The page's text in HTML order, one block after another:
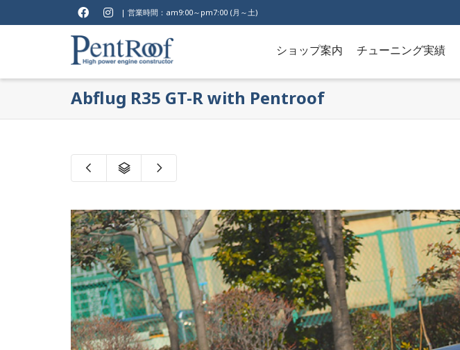
| 営業時間：am9:00～pm7:00 (月～土)
ショップ案内 チューニング実績
Abflug R35 GT-R with Pentroof